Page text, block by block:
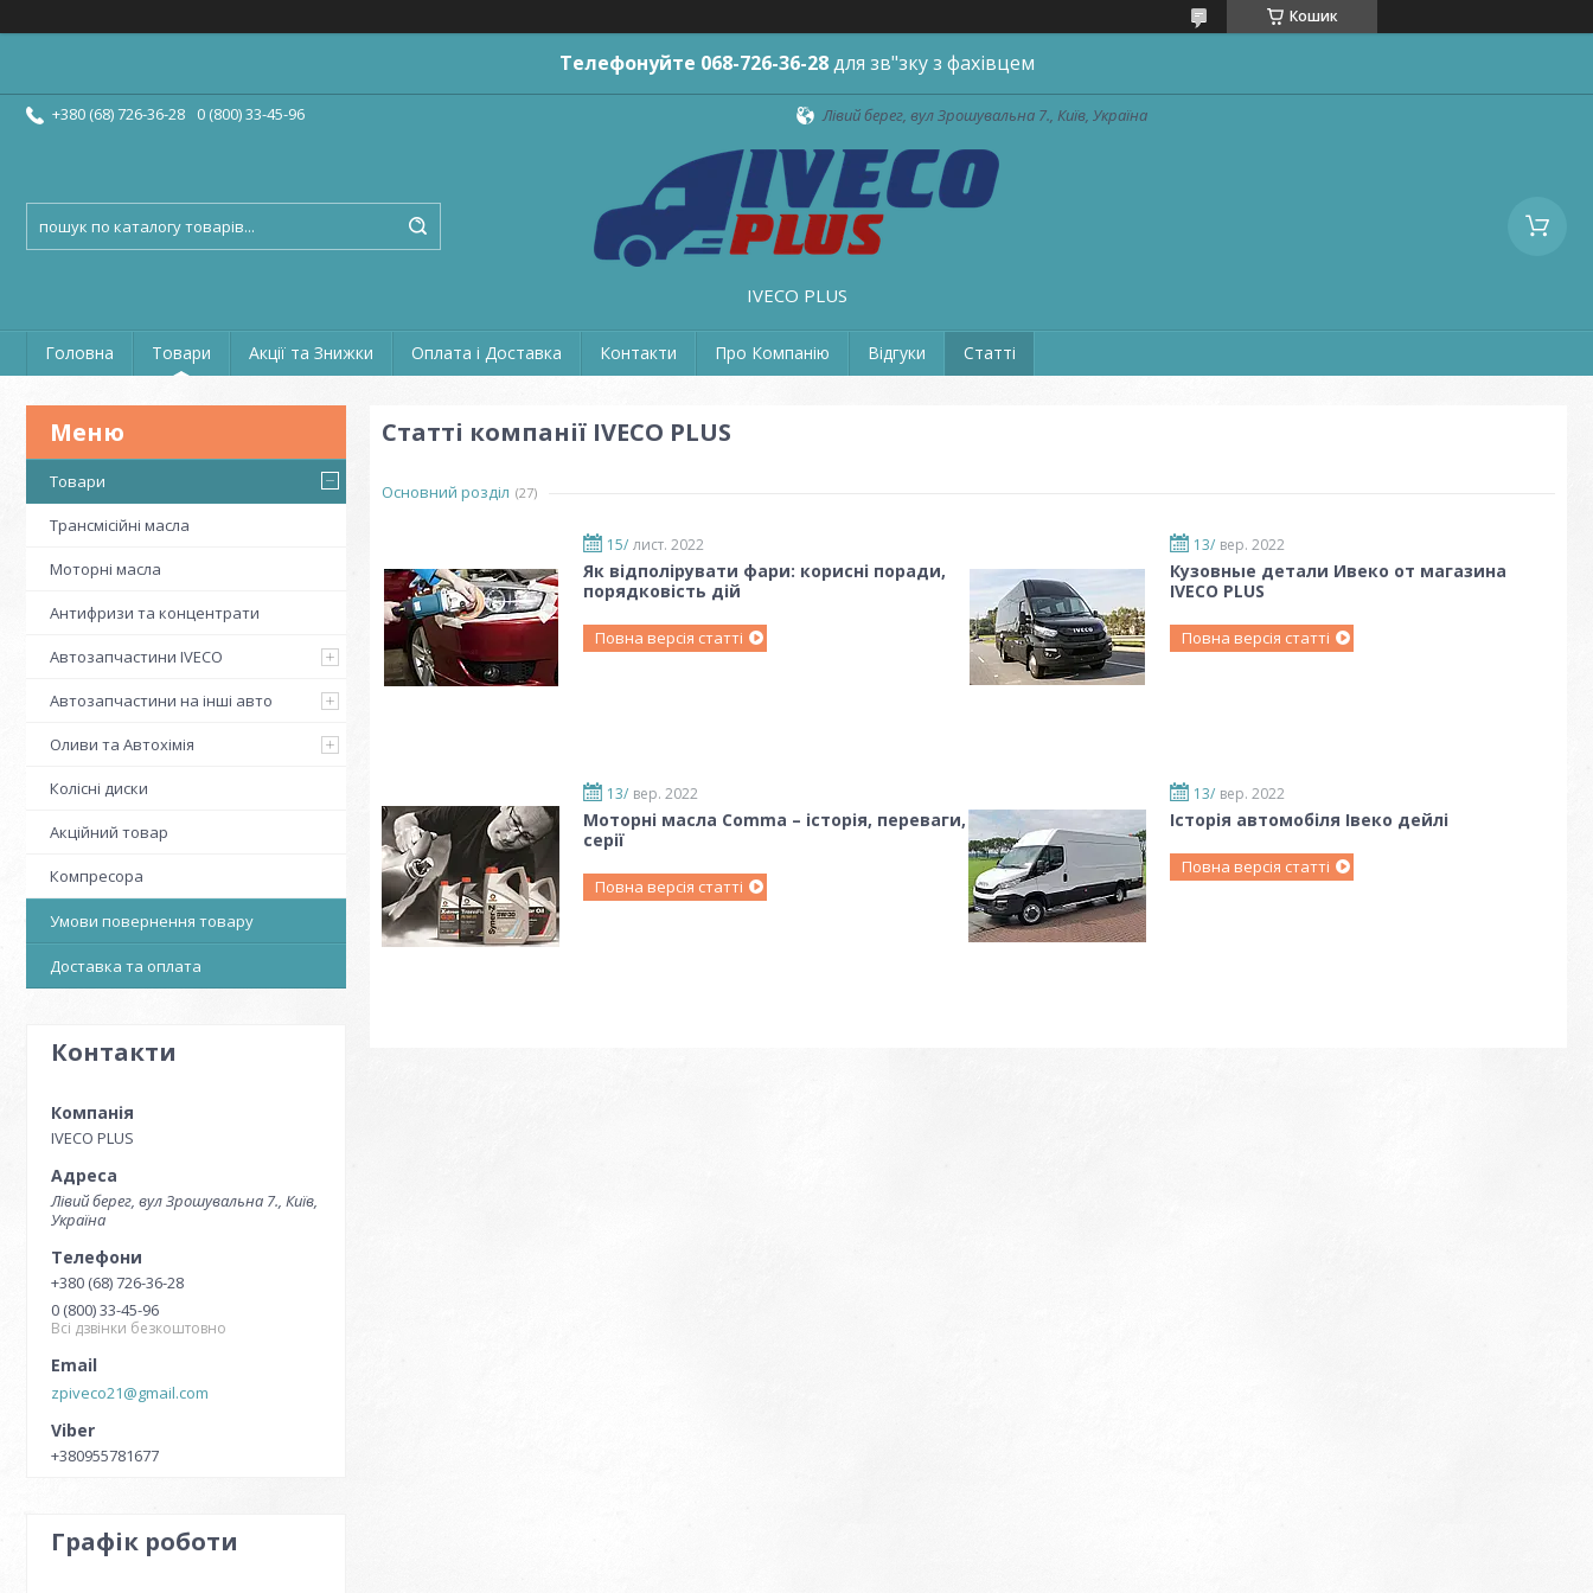
Кошик
Телефонуйте 068-726-36-28для зв"зку з фахівцем
+380 (68) 726-36-28 0 (800) 33-45-96 Лівий берег, вул Зрошувальна 7., Київ, Україна
IVECO PLUS
Головна Товари Акції та Знижки Оплата і Доставка Контакти Про Компанію Відгуки Статті
Товари
Трансмісійні масла
Моторні масла
Антифризи та концентрати
Автозапчастини IVECO
Автозапчастини на інші авто
Оливи та Автохімія
Колісні диски
Акційний товар
Компресора
Умови повернення товару
Доставка та оплата
Контакти
IVECO PLUS
Лівий берег, вул Зрошувальна 7., Київ,
Україна
+380 (68) 726-36-28
0 (800) 33-45-96
Всі дзвінки безкоштовно
zpiveco21@gmail.com
+380955781677
Графік роботи
Статті компанії IVECO PLUS
Основний розділ 27
15/ лист. 2022
Як відполірувати фари: корисні поради,
порядковість дій
Повна версія статті
13/ вер. 2022
Кузовные детали Ивеко от магазина
IVECO PLUS
Повна версія статті
13/ вер. 2022
Моторні масла Comma – історія, переваги,
серії
Повна версія статті
13/ вер. 2022
Історія автомобіля Івеко дейлі
Повна версія статті